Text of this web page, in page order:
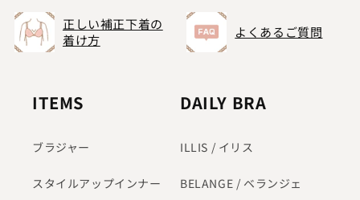
正しい補正下着の
着け方
よくあるご質問
ITEMS
ブラジャー
スタイルアップインナー
DAILY BRA
ILLIS / イリス
BELANGE / ベランジェ